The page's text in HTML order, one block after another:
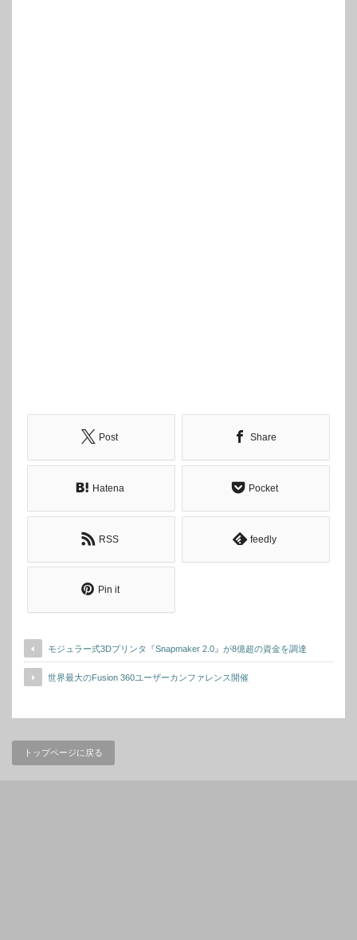
Post Share
Hatena Pocket
RSS feedly
Pin it
モジュラー式3Dプリンタ『Snapmaker 2.0』が8億超の資金を調達
世界最大のFusion 360ユーザーカンファレンス開催
トップページに戻る